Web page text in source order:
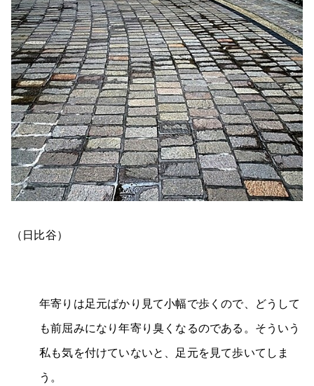
（日比谷）
年寄りは足元ばかり見て小幅で歩くので、どうして
も前屈みになり年寄り臭くなるのである。そういう
私も気を付けていないと、足元を見て歩いてしま
う。